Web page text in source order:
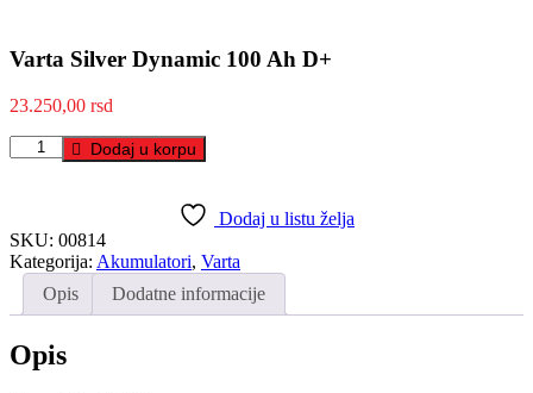
Varta Silver Dynamic 100 Ah D+
23.250,00 rsd
Varta
Ah
D+
količina
Dodaj u korpu
Dodaj u listu želja
SKU: 00814
Kategorija: Akumulatori, Varta
Opis
Dodatne informacije
Opis